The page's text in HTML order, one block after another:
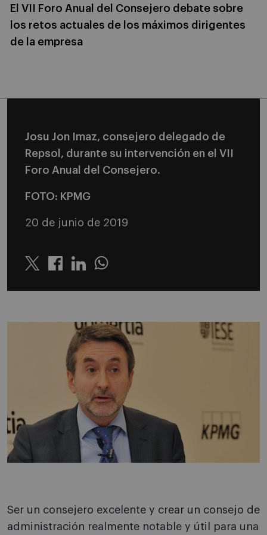
El VII Foro Anual del Consejero debate sobre
los retos actuales de los máximos dirigentes
de la empresa
Josu Jon Imaz, consejero delegado de
Repsol, durante su intervención en el VII
Foro Anual del Consejero.
FOTO: KPMG
20 de junio de 2019
Twitter LinkedinWhatsapp
Ser un consejero excelente y crear un consejo de
administración realmente notable y útil para una